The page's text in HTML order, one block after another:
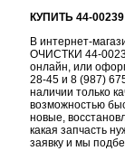
КУПИТЬ 44-
В интернет-
ОЧИСТКИ 44-
онлайн, или
28-45и 8 (987)
наличии только
возможностью
новые,
какая запчасть
заявку и мы